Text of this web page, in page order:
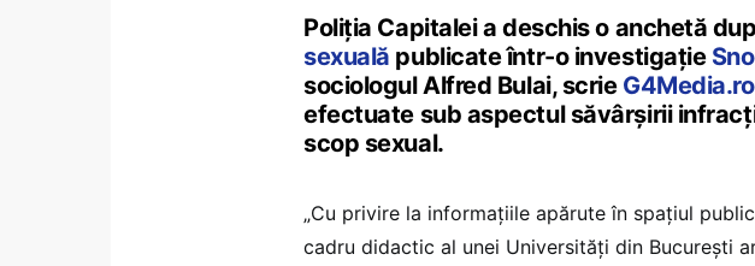
Poliția Capitalei a deschis o anchetă
sexuală publicate într-o investigație
sociologul Alfred Bulai, scrie G4Media.ro
efectuate sub aspectul săvârșirii
scop sexual.
„Cu privire la informațiile apărute în spațiul
cadru didactic al unei Universități din București